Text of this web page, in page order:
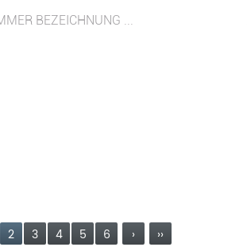
BEZEICHNUNG ...
2 3 4 5 6 › ››